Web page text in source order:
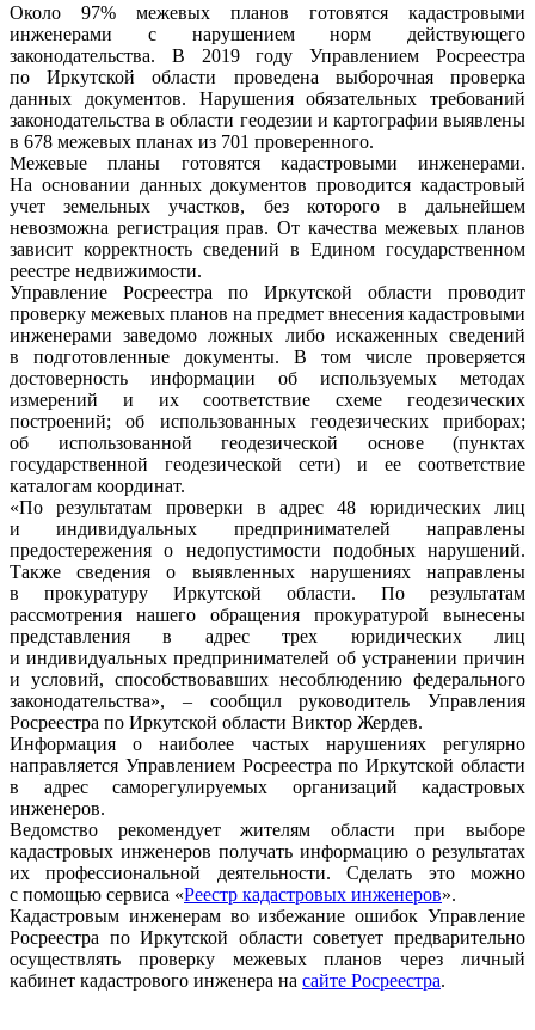
Около 97% межевых планов готовятся кадастровыми
инженерами с нарушением норм действующего
законодательства. В 2019 году Управлением Росреестра
по Иркутской области проведена выборочная проверка
данных документов. Нарушения обязательных требований
законодательства в области геодезии и картографии выявлены
в 678 межевых планах из 701 проверенного.
Межевые планы готовятся кадастровыми инженерами.
На основании данных документов проводится кадастровый
учет земельных участков, без которого в дальнейшем
невозможна регистрация прав. От качества межевых планов
зависит корректность сведений в Едином государственном
реестре недвижимости.
Управление Росреестра по Иркутской области проводит
проверку межевых планов на предмет внесения кадастровыми
инженерами заведомо ложных либо искаженных сведений
в подготовленные документы. В том числе проверяется
достоверность информации об используемых методах
измерений и их соответствие схеме геодезических
построений; об использованных геодезических приборах;
об использованной геодезической основе (пунктах
государственной геодезической сети) и ее соответствие
каталогам координат.
«По результатам проверки в адрес 48 юридических лиц
и индивидуальных предпринимателей направлены
предостережения о недопустимости подобных нарушений.
Также сведения о выявленных нарушениях направлены
в прокуратуру Иркутской области. По результатам
рассмотрения нашего обращения прокуратурой вынесены
представления в адрес трех юридических лиц
и индивидуальных предпринимателей об устранении причин
и условий, способствовавших несоблюдению федерального
законодательства», – сообщил руководитель Управления
Росреестра по Иркутской области Виктор Жердев.
Информация о наиболее частых нарушениях регулярно
направляется Управлением Росреестра по Иркутской области
в адрес саморегулируемых организаций кадастровых
инженеров.
Ведомство рекомендует жителям области при выборе
кадастровых инженеров получать информацию о результатах
их профессиональной деятельности. Сделать это можно
с помощью сервиса «Реестр кадастровых инженеров».
Кадастровым инженерам во избежание ошибок Управление
Росреестра по Иркутской области советует предварительно
осуществлять проверку межевых планов через личный
кабинет кадастрового инженера на сайте Росреестра.